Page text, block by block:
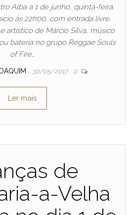
Alba a 1 de junho, quinta-feira.
às 22h00, com entrada livre.
artístico de Márcio Silva, músico
bateria no grupo Reggae Souls
of Fire…
30/05/2017 0
Ler mais
de
a-Velha